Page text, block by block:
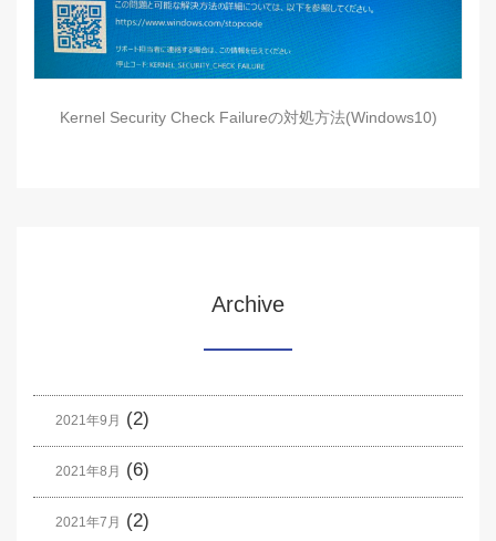
Kernel Security Check Failureの対処方法(Windows10)
Archive
2021年9月 (2)
2021年8月 (6)
2021年7月 (2)